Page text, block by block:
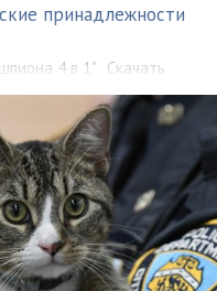
принадлежности
4 в 1" . Скачать